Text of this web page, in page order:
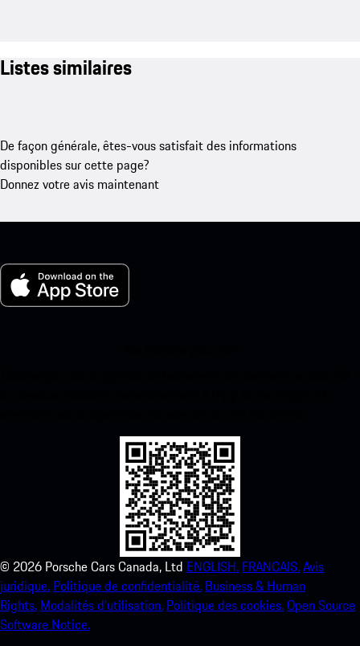
Listes similaires
De façon générale, êtes-vous satisfait des informations
disponibles sur cette page?
Donnez votre avis maintenant
© 2026 Porsche Cars Canada, Ltd ENGLISH. FRANCAIS.Avis
juridique. Politique de confidentialité. Business & Human
Rights. Modalités d’utilisation. Politique des cookies.Open Source
Software Notice.